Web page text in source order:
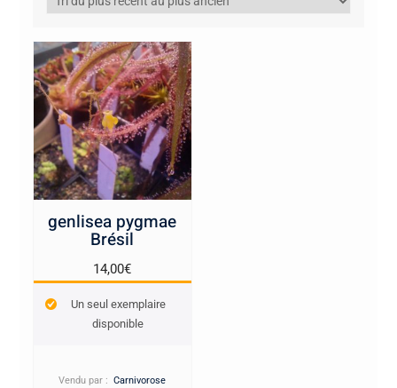
genlisea pygmae
Brésil
14,00€
Un seul exemplaire
disponible
Vendu par :Carnivorose